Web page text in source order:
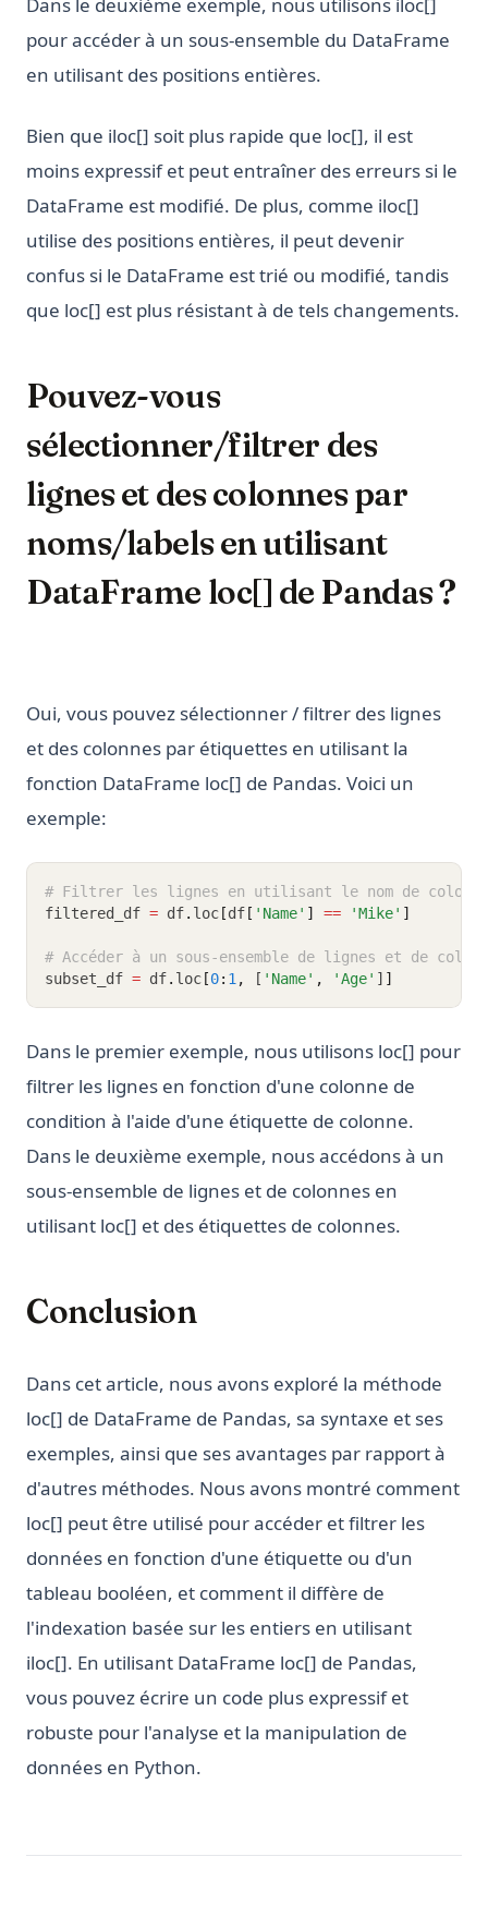
Dans le deuxième exemple, nous utilisons iloc[]
pour accéder à un sous-ensemble du DataFrame
en utilisant des positions entières.
Bien que iloc[] soit plus rapide que loc[], il est
moins expressif et peut entraîner des erreurs si le
DataFrame est modifié. De plus, comme iloc[]
utilise des positions entières, il peut devenir
confus si le DataFrame est trié ou modifié, tandis
que loc[] est plus résistant à de tels changements.
Pouvez-vous
sélectionner/filtrer des
lignes et des colonnes par
noms/labels en utilisant
DataFrame loc[] de Pandas ?
Oui, vous pouvez sélectionner / filtrer des lignes
et des colonnes par étiquettes en utilisant la
fonction DataFrame loc[] de Pandas. Voici un
exemple:
# Filtrer les lignes en utilisant le nom de
filtered_df = df. loc [df [ 'Name' ] == 'Mike' ]
# Accéder à un sous-ensemble de lignes et de
subset_df = df. loc [0: 1, [ 'Name' , 'Age' ] ]
Dans le premier exemple, nous utilisons loc[] pour
filtrer les lignes en fonction d'une colonne de
condition à l'aide d'une étiquette de colonne.
Dans le deuxième exemple, nous accédons à un
sous-ensemble de lignes et de colonnes en
utilisant loc[] et des étiquettes de colonnes.
Conclusion
Dans cet article, nous avons exploré la méthode
loc[] de DataFrame de Pandas, sa syntaxe et ses
exemples, ainsi que ses avantages par rapport à
d'autres méthodes. Nous avons montré comment
loc[] peut être utilisé pour accéder et filtrer les
données en fonction d'une étiquette ou d'un
tableau booléen, et comment il diffère de
l'indexation basée sur les entiers en utilisant
iloc[]. En utilisant DataFrame loc[] de Pandas,
vous pouvez écrire un code plus expressif et
robuste pour l'analyse et la manipulation de
données en Python.